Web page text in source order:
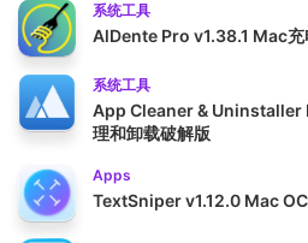
系统工具
AlDente Pro v1.38.1 Mac充
系统工具
App Cleaner & Uninstaller
理和卸载破解版
Apps
TextSniper v1.12.0 Mac